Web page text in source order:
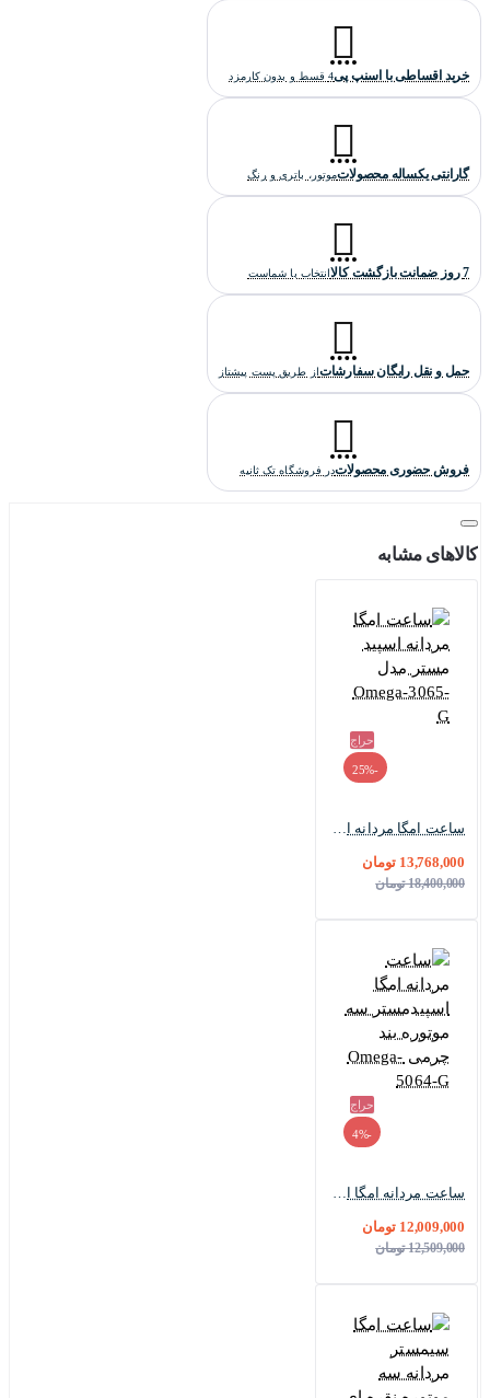
کیفیت ساخت ساعت مچی امگا سیمستر مردانه:
هایکپی می باشد.
خرید اقساطی با اسنپ پی4 قسط و بدون کارمزد
گارانتی یکساله محصولاتموتور، باتری و رنگ
7 روز ضمانت بازگشت کالا انتخاب با شماست
حمل و نقل رایگان سفارشاتاز طریق پست پیشتاز
فروش حضوری محصولاتدر فروشگاه تک ثانیه
کالاهای مشابه
حراج
-25%
ساعت امگا مردانه اسپید مستر مدل Omega-3065-G
13,768,000 تومان
18,400,000 تومان
حراج
-4%
ساعت مردانه امگا اسپیدمستر سه موتوره بند چرمی Omega-5064-G
12,009,000 تومان
12,509,000 تومان